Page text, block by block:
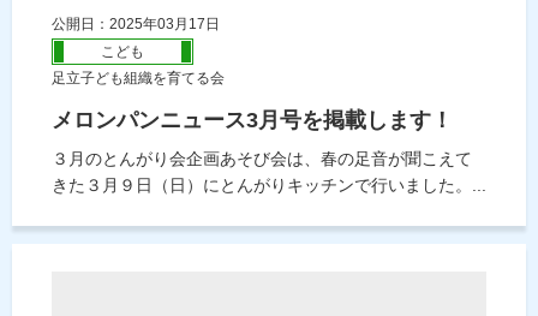
公開日：2025年03月17日
こども
足立子ども組織を育てる会
メロンパンニュース3月号を掲載します！
３月のとんがり会企画あそび会は、春の足音が聞こえて
きた３月９日（日）にとんがりキッチンで行いました。...